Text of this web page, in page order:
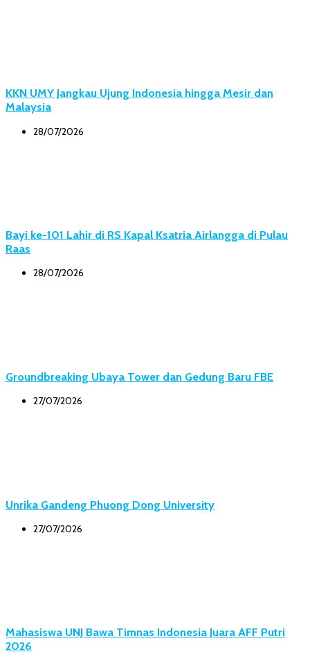
KKN UMY Jangkau Ujung Indonesia hingga Mesir dan
Malaysia
28/07/2026
Bayi ke-101 Lahir di RS Kapal Ksatria Airlangga di Pulau
Raas
28/07/2026
Groundbreaking Ubaya Tower dan Gedung Baru FBE
27/07/2026
Unrika Gandeng Phuong Dong University
27/07/2026
Mahasiswa UNJ Bawa Timnas Indonesia Juara AFF Putri
2026